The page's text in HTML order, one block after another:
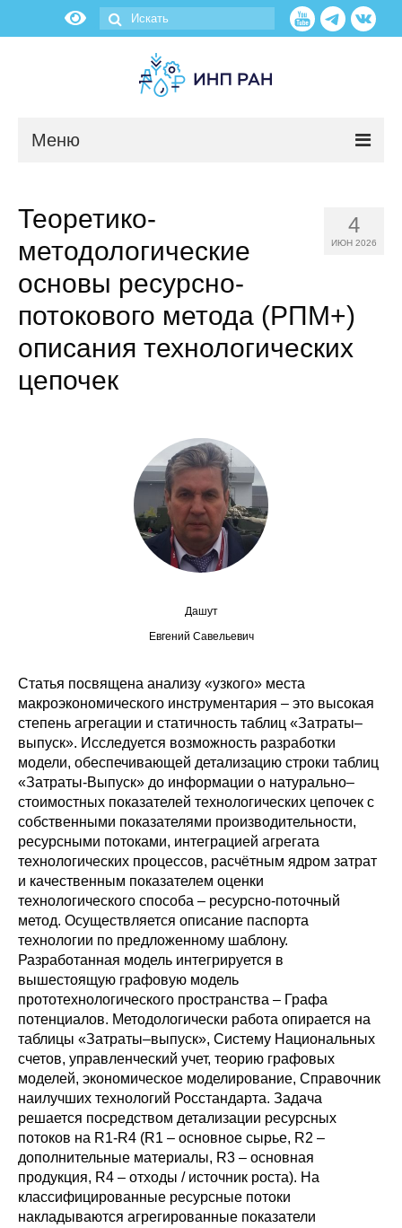
Меню
О нас
Об институте
Научные подразделения
Администрация
Противодействие коррупции
Материалы для СМИ
Проблемы прогнозирования
О журнале
Номера журналов
Редакционная этика
Информация для авторов
Общие требования
Стандарты оформления
Научные труды
О журнале
Выпуски
Редакционная этика
Информация для авторов
Общие требования
4
ИЮН 2026
Теоретико-
методологические
основы ресурсно-
потокового метода (РПМ+)
описания технологических
цепочек
Дашут
Евгений Савельевич
Статья посвящена анализу «узкого» места
макроэкономического инструментария – это высокая
степень агрегации и статичность таблиц «Затраты–
выпуск». Исследуется возможность разработки
модели, обеспечивающей детализацию строки таблиц
«Затраты-Выпуск» до информации о натурально–
стоимостных показателей технологических цепочек с
собственными показателями производительности,
ресурсными потоками, интеграцией агрегата
технологических процессов, расчётным ядром затрат
и качественным показателем оценки
технологического способа – ресурсно-поточный
метод. Осуществляется описание паспорта
технологии по предложенному шаблону.
Разработанная модель интегрируется в
вышестоящую графовую модель
прототехнологического пространства – Графа
потенциалов. Методологически работа опирается на
таблицы «Затраты–выпуск», Систему Национальных
счетов, управленческий учет, теорию графовых
моделей, экономическое моделирование, Справочник
наилучших технологий Росстандарта. Задача
решается посредством детализации ресурсных
потоков на R1-R4 (R1 – основное сырье, R2 –
дополнительные материалы, R3 – основная
продукция, R4 – отходы / источник роста). На
классифицированные ресурсные потоки
накладываются агрегированные показатели